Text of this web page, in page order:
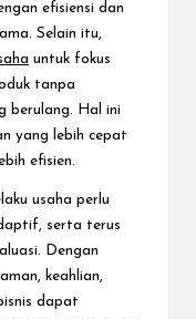
efisiensi dan
Selain itu,
untuk fokus
tanpa
berulang. Hal ini
yang lebih cepat
efisien.
usaha perlu
serta terus
Dengan
keahlian,
dapat